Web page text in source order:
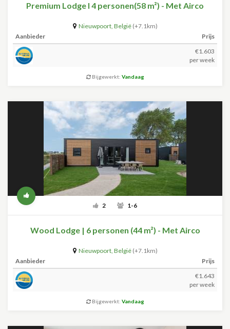
Premium Lodge I 4 personen(58 m²) - Met Airco
Nieuwpoort, België (+7.1km)
Aanbieder
Prijs
€1.603
per week
Bijgewerkt: Vandaag
2 1-6
Wood Lodge | 6 personen (44 m²) - Met Airco
Nieuwpoort, België (+7.1km)
Aanbieder
Prijs
€1.643
per week
Bijgewerkt: Vandaag